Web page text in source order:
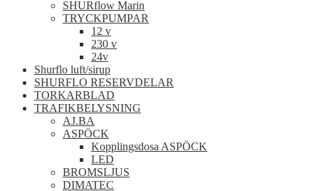
SHURflow Marin
TRYCKPUMPAR
12 v
230 v
24v
Shurflo luft/sirup
SHURFLO RESERVDELAR
TORKARBLAD
TRAFIKBELYSNING
AJ.BA
ASPÖCK
Kopplingsdosa ASPÖCK
LED
BROMSLJUS
DIMATEC